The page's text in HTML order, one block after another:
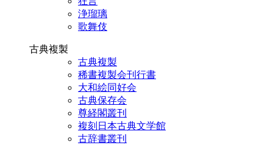
浄瑠璃
歌舞伎
古典複製
古典複製
稀書複製会刊行書
大和絵同好会
古典保存会
尊経閣叢刊
複刻日本古典文学館
古辞書叢刊